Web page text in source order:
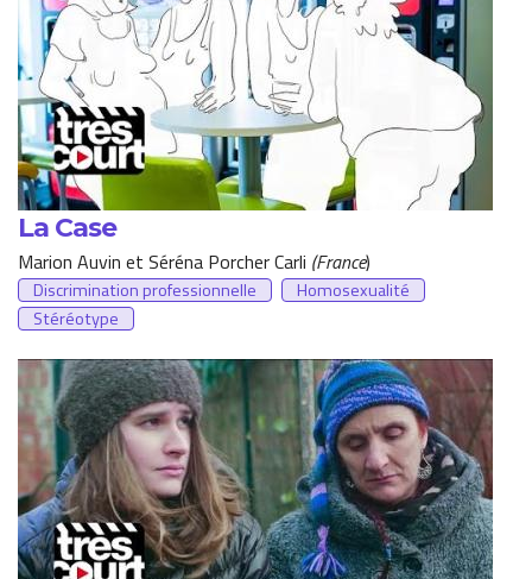
La Case
Marion Auvin et Séréna Porcher Carli (France)
Discrimination professionnelle
Homosexualité
Stéréotype